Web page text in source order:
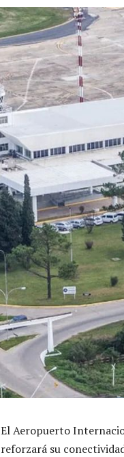
El Aeropuerto
reforzará su